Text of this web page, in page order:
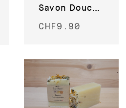
Savon Douceur Fleurie
CHF 9.90